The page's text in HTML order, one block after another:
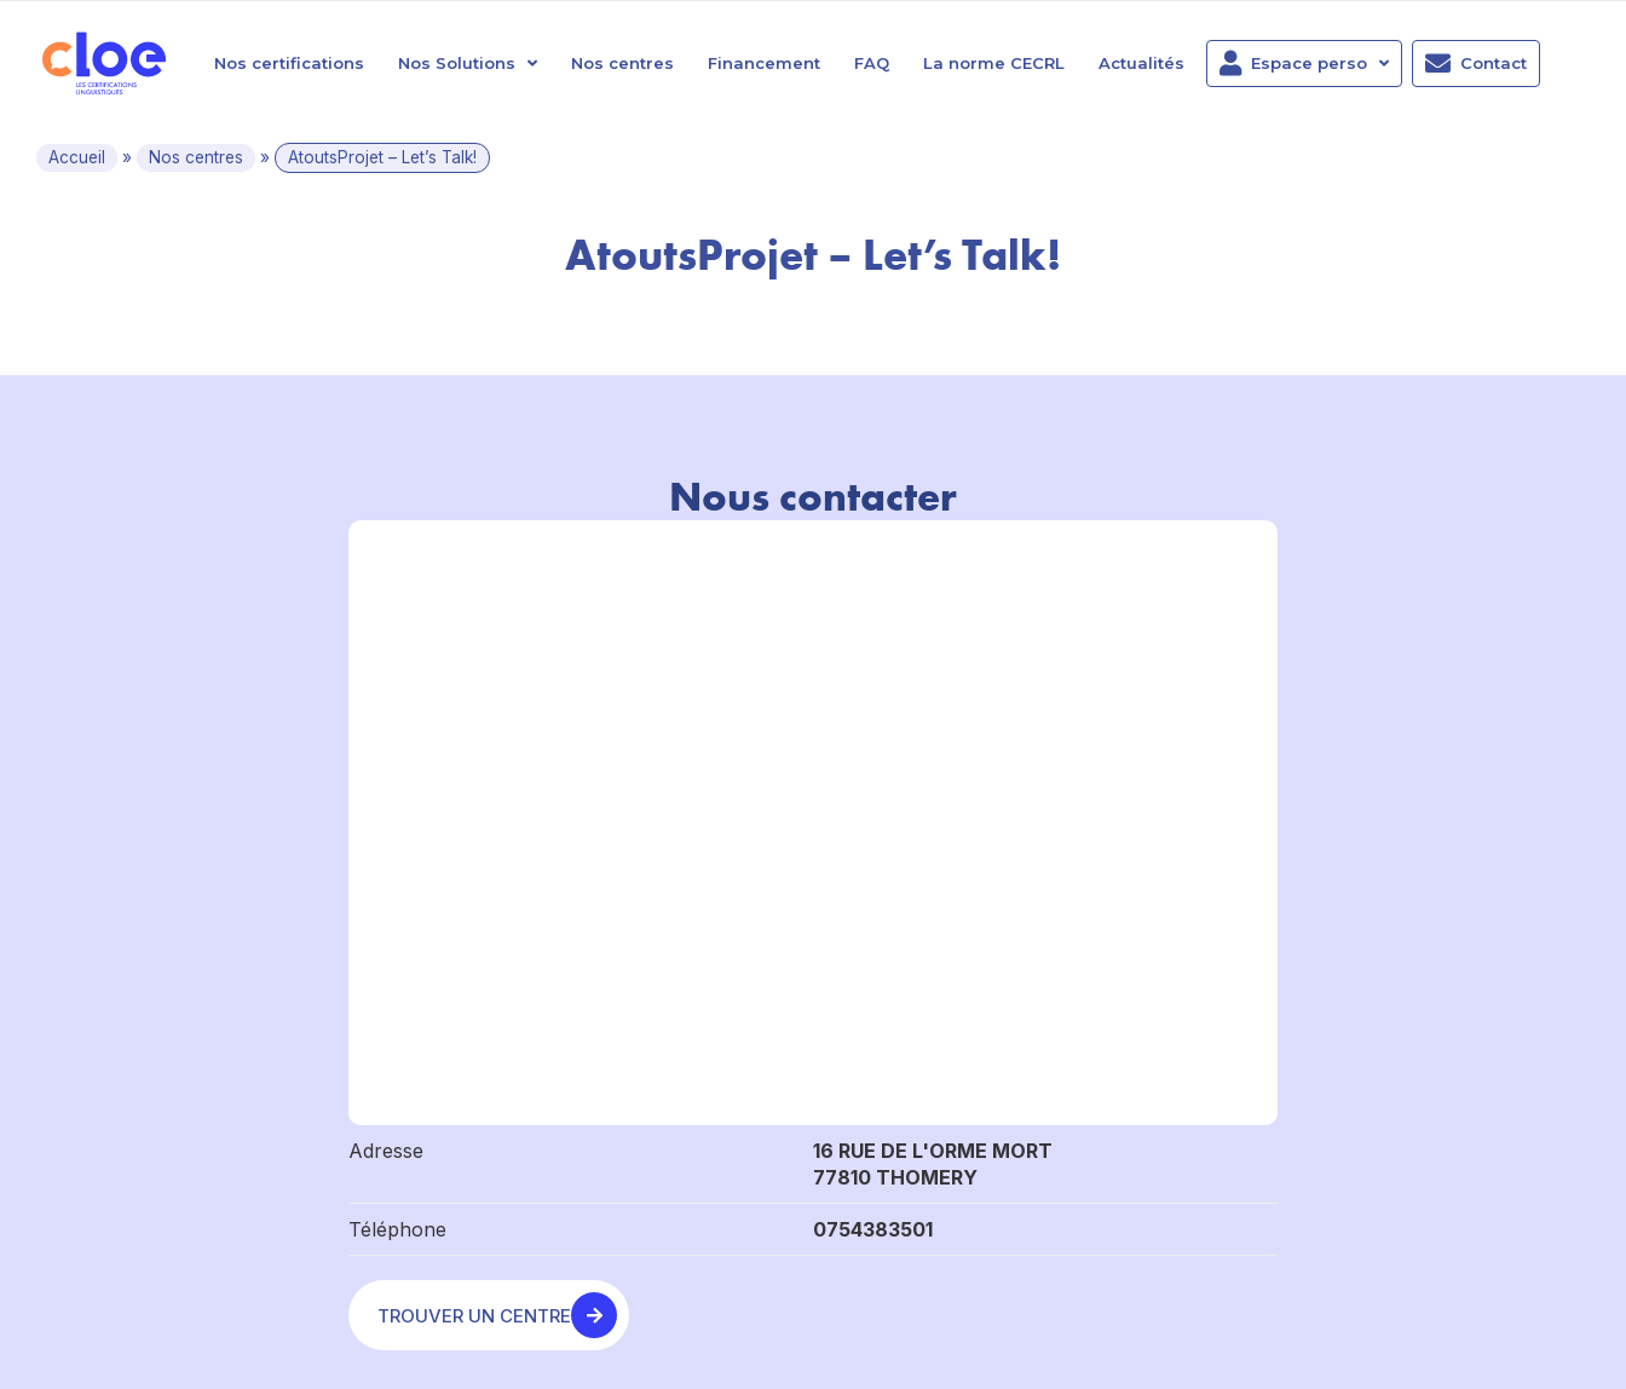
Nos certifications Nos Solutions Nos centres Financement FAQ La norme CECRL Actualités Espace perso Contact
Accueil » Nos centres » AtoutsProjet – Let’s Talk!
AtoutsProjet – Let’s Talk!
Nous contacter
Adresse
16 RUE DE L'ORME MORT
77810 THOMERY
Téléphone 0754383501
TROUVER UN CENTRE